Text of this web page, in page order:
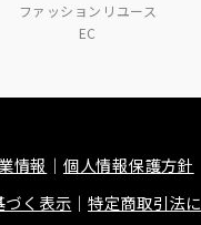
ファッションリユース
EC
情報
個人情報保護方針
づく表示
特定商取引法